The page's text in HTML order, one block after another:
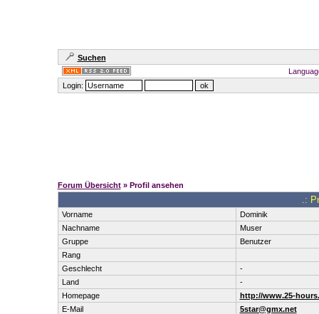
Suchen
Login:
Forum Übersicht» Profil ansehen
.:
Vorname
Dominik
Nachname
Muser
Gruppe
Benutzer
Rang
Geschlecht
-
Land
-
Homepage
http://www.25-
E-Mail
5star@gmx.net